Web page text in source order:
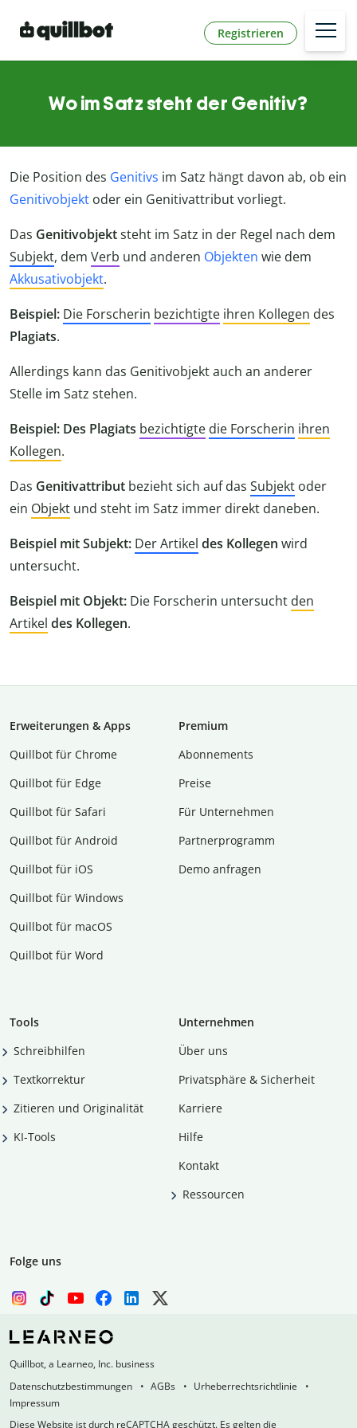
Registrieren
Wo im Satz steht der Genitiv?
Die Position des Genitivs im Satz hängt davon ab, ob ein
Genitivobjekt oder ein Genitivattribut vorliegt.
Das Genitivobjektsteht im Satz in der Regel nach dem
Subjekt, dem Verb und anderen Objekten wie dem
Akkusativobjekt.
Beispiel: Die Forscherin bezichtigte ihren Kollegen des
Plagiats.
Allerdings kann das Genitivobjekt auch an anderer
Stelle im Satz stehen.
Beispiel: Des Plagiats bezichtigte die Forscherin ihren
Kollegen.
Das Genitivattribut bezieht sich auf das Subjekt oder
ein Objekt und steht im Satz immer direkt daneben.
Beispiel mit Subjekt: Der Artikel des Kollegen wird
untersucht.
Beispiel mit Objekt: Die Forscherin untersucht den
Artikel des Kollegen.
Erweiterungen & Apps
Quillbot für Chrome
Quillbot für Edge
Quillbot für Safari
Quillbot für Android
Quillbot für iOS
Quillbot für Windows
Quillbot für macOS
Quillbot für Word
Premium
Abon­ne­ments
Preise
Für Unternehmen
Partnerprogramm
Demo anfragen
Tools
Schreibhilfen
Textkorrektur
Zitieren und Originalität
KI-Tools
Unternehmen
Über uns
Privatsphäre & Sicherheit
Karriere
Hilfe
Kontakt
Ressourcen
Folge uns
Quillbot, a Learneo, Inc. business
Datenschutzbestimmungen
AGBs
Urheberrechtsrichtlinie
Impressum
Diese Website ist durch reCAPTCHA geschützt. Es gelten die